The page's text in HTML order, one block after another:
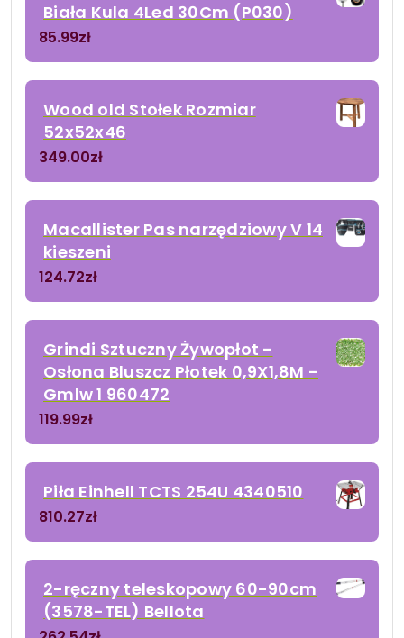
Biała Kula 4Led 30Cm (P030)
85.99zł
Wood old Stołek Rozmiar
52x52x46
349.00zł
Macallister Pas narzędziowy V 14
kieszeni
124.72zł
Grindi Sztuczny Żywopłot -
Osłona Bluszcz Płotek 0,9X1,8M -
Gmlw 1 960472
119.99zł
Piła Einhell TCTS 254U 4340510
810.27zł
2-ręczny teleskopowy 60-90cm
(3578-TEL) Bellota